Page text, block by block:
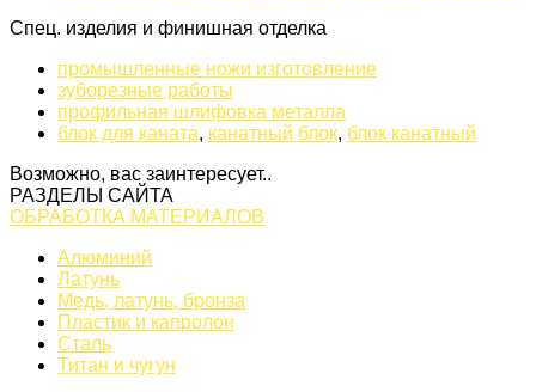
Спец. изделия и финишная отделка
промышленные ножи изготовление
зуборезные работы
профильная шлифовка металла
блок для каната, канатный блок, блок канатный
Возможно, вас заинтересует..
РАЗДЕЛЫ САЙТА
ОБРАБОТКА МАТЕРИАЛОВ
Алюминий
Латунь
Медь, латунь, бронза
Пластик и капролон
Сталь
Титан и чугун